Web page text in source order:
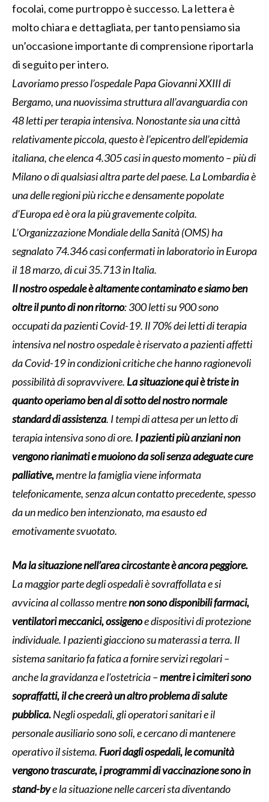
focolai, come purtroppo è successo. La lettera è
molto chiara e dettagliata, per tanto pensiamo sia
un’occasione importante di comprensione riportarla
di seguito per intero.
Lavoriamo presso l’ospedale Papa Giovanni XXIII di
Bergamo, una nuovissima struttura all’avanguardia con
48 letti per terapia intensiva. Nonostante sia una città
relativamente piccola, questo è l’epicentro dell’epidemia
italiana, che elenca 4.305 casi in questo momento – più di
Milano o di qualsiasi altra parte del paese. La Lombardia è
una delle regioni più ricche e densamente popolate
d’Europa ed è ora la più gravemente colpita.
L’Organizzazione Mondiale della Sanità (OMS) ha
segnalato 74.346 casi confermati in laboratorio in Europa
il 18 marzo, di cui 35.713 in Italia.
Il nostro ospedale è altamente contaminato e siamo ben
oltre il punto di non ritorno: 300 letti su 900 sono
occupati da pazienti Covid-19. Il 70% dei letti di terapia
intensiva nel nostro ospedale è riservato a pazienti affetti
da Covid-19 in condizioni critiche che hanno ragionevoli
possibilità di sopravvivere. La situazione qui è triste in
quanto operiamo ben al di sotto del nostro normale
standard di assistenza. I tempi di attesa per un letto di
terapia intensiva sono di ore. I pazienti più anziani non
vengono rianimati e muoiono da soli senza adeguate cure
palliative,mentre la famiglia viene informata
telefonicamente, senza alcun contatto precedente, spesso
da un medico ben intenzionato, ma esausto ed
emotivamente svuotato.
Ma la situazione nell’area circostante è ancora peggiore.
La maggior parte degli ospedali è sovraffollata e si
avvicina al collasso mentrenon sono disponibili farmaci,
ventilatori meccanici, ossigenoe dispositivi di protezione
individuale. I pazienti giacciono su materassi a terra. Il
sistema sanitario fa fatica a fornire servizi regolari –
anche la gravidanza e l’ostetricia –mentre i cimiteri sono
sopraffatti, il che creerà un altro problema di salute
pubblica.Negli ospedali, gli operatori sanitari e il
personale ausiliario sono soli, e cercano di mantenere
operativo il sistema. Fuori dagli ospedali, le comunità
vengono trascurate, i programmi di vaccinazione sono in
stand-bye la situazione nelle carceri sta diventando